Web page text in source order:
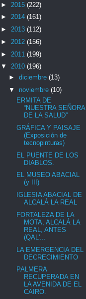
► 2015 (222)
► 2014 (161)
► 2013 (112)
► 2012 (156)
► 2011 (199)
▼ 2010 (196)
► diciembre (13)
▼ noviembre (10)
ERMITA DE
“NUESTRA SEÑORA
DE LA SALUD”
GRÁFICA Y PAISAJE
(Exposición de
tecnopinturas)
EL PUENTE DE LOS
DIABLOS.
EL MUSEO ABACIAL
(y III)
IGLESIA ABACIAL DE
ALCALÁ LA REAL
FORTALEZA DE LA
MOTA, ALCALÁ LA
REAL, ANTES
(QAL'...
LA EMERGENCIA DEL
DECRECIMIENTO
PALMERA
RECUPERADA EN
LA AVENIDA DE EL
CAIRO.